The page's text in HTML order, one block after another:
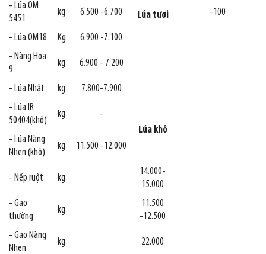
Lúa tươi
- Lúa OM
5451
kg 6.500 -6.700 -100
- Lúa OM18 Kg
6.900 -7.100
- Nàng Hoa
9
kg 6.900 - 7.200
- Lúa Nhật kg
7.800-7.900
- Lúa IR
50404(khô)
kg
-
Lúa khô
- Lúa Nàng
Nhen (khô)
kg 11.500 -12.000
- Nếp ruột kg
14.000-
15.000
- Gạo
thường
kg
11.500
-12.500
- Gạo Nàng
Nhen
kg 22.000